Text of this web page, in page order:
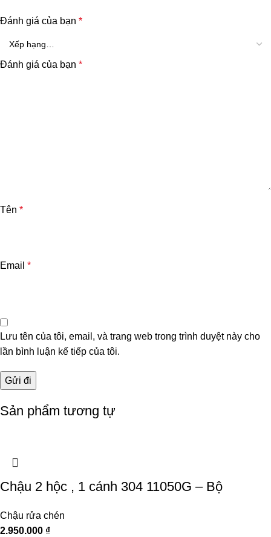
Đánh giá của bạn *
Đánh giá của bạn *
Tên *
Email *
Lưu tên của tôi, email, và trang web trong trình duyệt này cho
lần bình luận kế tiếp của tôi.
Sản phẩm tương tự
Chậu 2 hộc , 1 cánh 304 11050G – Bộ
Chậu rửa chén
2.950.000 ₫